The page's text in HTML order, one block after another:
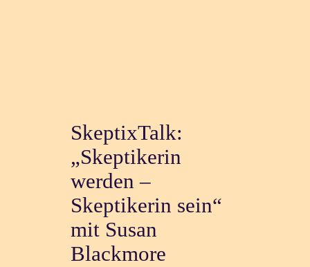
SkeptixTalk:
„Skeptikerin
werden –
Skeptikerin sein“
mit Susan
Blackmore